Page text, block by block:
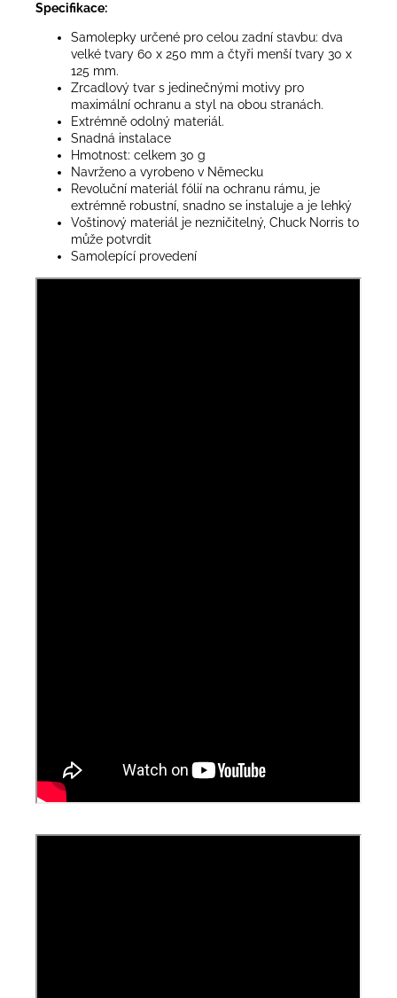
Specifikace:
Samolepky určené pro celou zadní stavbu: dva
velké tvary 60 x 250 mm a čtyři menší tvary 30 x
125 mm.
Zrcadlový tvar s jedinečnými motivy pro
maximální ochranu a styl na obou stranách.
Extrémně odolný materiál.
Snadná instalace
Hmotnost: celkem 30 g
Navrženo a vyrobeno v Německu
Revoluční materiál fólií na ochranu rámu, je
extrémně robustní, snadno se instaluje a je lehký
Voštinový materiál je nezničitelný, Chuck Norris to
může potvrdit
Samolepící provedení